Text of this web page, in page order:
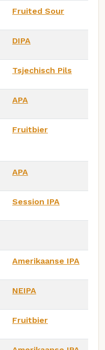
Fruited Sour
DIPA
Tsjechisch Pils
APA
Fruitbier
APA
Session IPA
Amerikaanse IPA
NEIPA
Fruitbier